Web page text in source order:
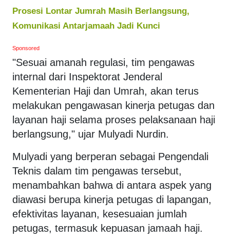
Prosesi Lontar Jumrah Masih Berlangsung,
Komunikasi Antarjamaah Jadi Kunci
Sponsored
"Sesuai amanah regulasi, tim pengawas
internal dari Inspektorat Jenderal
Kementerian Haji dan Umrah, akan terus
melakukan pengawasan kinerja petugas dan
layanan haji selama proses pelaksanaan haji
berlangsung," ujar Mulyadi Nurdin.
Mulyadi yang berperan sebagai Pengendali
Teknis dalam tim pengawas tersebut,
menambahkan bahwa di antara aspek yang
diawasi berupa kinerja petugas di lapangan,
efektivitas layanan, kesesuaian jumlah
petugas, termasuk kepuasan jamaah haji.